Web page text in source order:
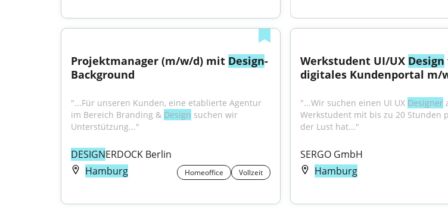
Projektmanager (m/w/d) mit Design-
Background
"...Für unseren Kunden, eine etablierte Agentur
im Bereich Branding & Design suchen wir
Unterstützung..."
DESIGNERDOCK Berlin
Hamburg
Homeoffice Vollzeit
Werkstudent UI/UX Design
digitales Kundenportal m/
"...Wir suchen einen UI UX Designer
Werkstudent mit bis zu 20 Stunden
der Lust hat..."
SERGO GmbH
Hamburg